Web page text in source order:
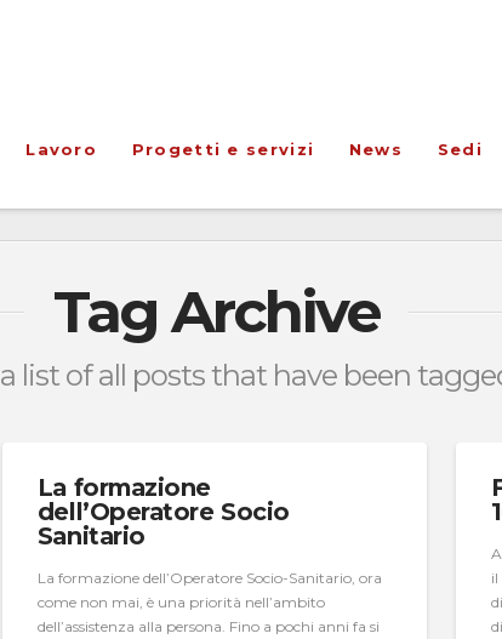
Lavoro Progetti e servizi News Sedi
Tag Archive
list of all posts that have been
La formazione
dell’Operatore Socio
Sanitario
La formazione dell’Operatore Socio-Sanitario, ora
come non mai, è una priorità nell’ambito
dell’assistenza alla persona. Fino a pochi anni fa si
il